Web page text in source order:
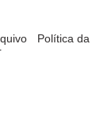
Política da